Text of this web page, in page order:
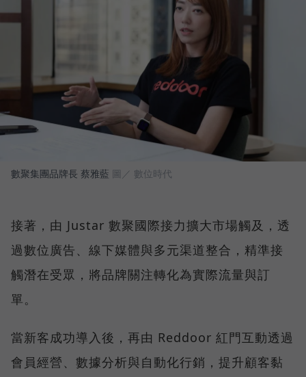
數聚集團品牌長 蔡雅藍 圖／ 數位時代
接著，由 Justar 數聚國際接力擴大市場觸及，透
過數位廣告、線下媒體與多元渠道整合，精準接
觸潛在受眾，將品牌關注轉化為實際流量與訂
單。
當新客成功導入後，再由 Reddoor 紅門互動透過
會員經營、數據分析與自動化行銷，提升顧客黏